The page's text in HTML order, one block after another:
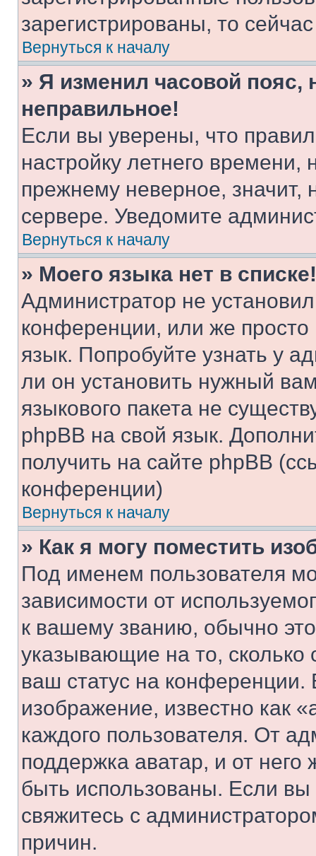
зарегистрированы, то
Вернуться к началу
» Я изменил часовой пояс,
неправильное!
Если вы уверены, что
настройку летнего
прежнему неверное, значит,
сервере. Уведомите
Вернуться к началу
» Моего языка нет в списке!
Администратор не
конференции, или же
язык. Попробуйте узнать у
ли он установить нужный
языкового пакета не
phpBB на свой язык.
получить на сайте phpBB
конференции)
Вернуться к началу
» Как я могу поместить
Под именем пользователя
зависимости от
к вашему званию, обычно это
указывающие на то,
ваш статус на
изображение, известно как
каждого пользователя. От
поддержка аватар, и от него
быть использованы. Если
свяжитесь с
причин.